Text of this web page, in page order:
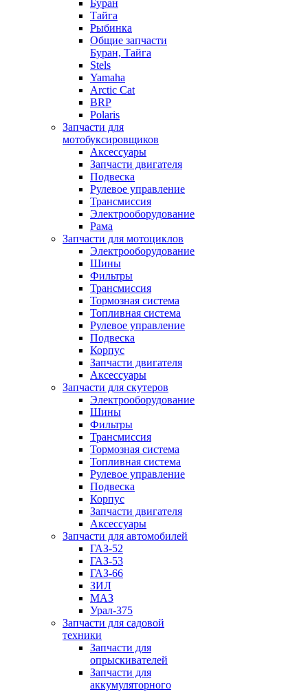
Буран
Тайга
Рыбинка
Общие запчасти
Буран, Тайга
Stels
Yamaha
Arctic Cat
BRP
Polaris
Запчасти для
мотобуксировщиков
Аксессуары
Запчасти двигателя
Подвеска
Рулевое управление
Трансмиссия
Электрооборудование
Рама
Запчасти для мотоциклов
Электрооборудование
Шины
Фильтры
Трансмиссия
Тормозная система
Топливная система
Рулевое управление
Подвеска
Корпус
Запчасти двигателя
Аксессуары
Запчасти для скутеров
Электрооборудование
Шины
Фильтры
Трансмиссия
Тормозная система
Топливная система
Рулевое управление
Подвеска
Корпус
Запчасти двигателя
Аксессуары
Запчасти для автомобилей
ГАЗ-52
ГАЗ-53
ГАЗ-66
ЗИЛ
МАЗ
Урал-375
Запчасти для садовой
техники
Запчасти для
опрыскивателей
Запчасти для
аккумуляторного